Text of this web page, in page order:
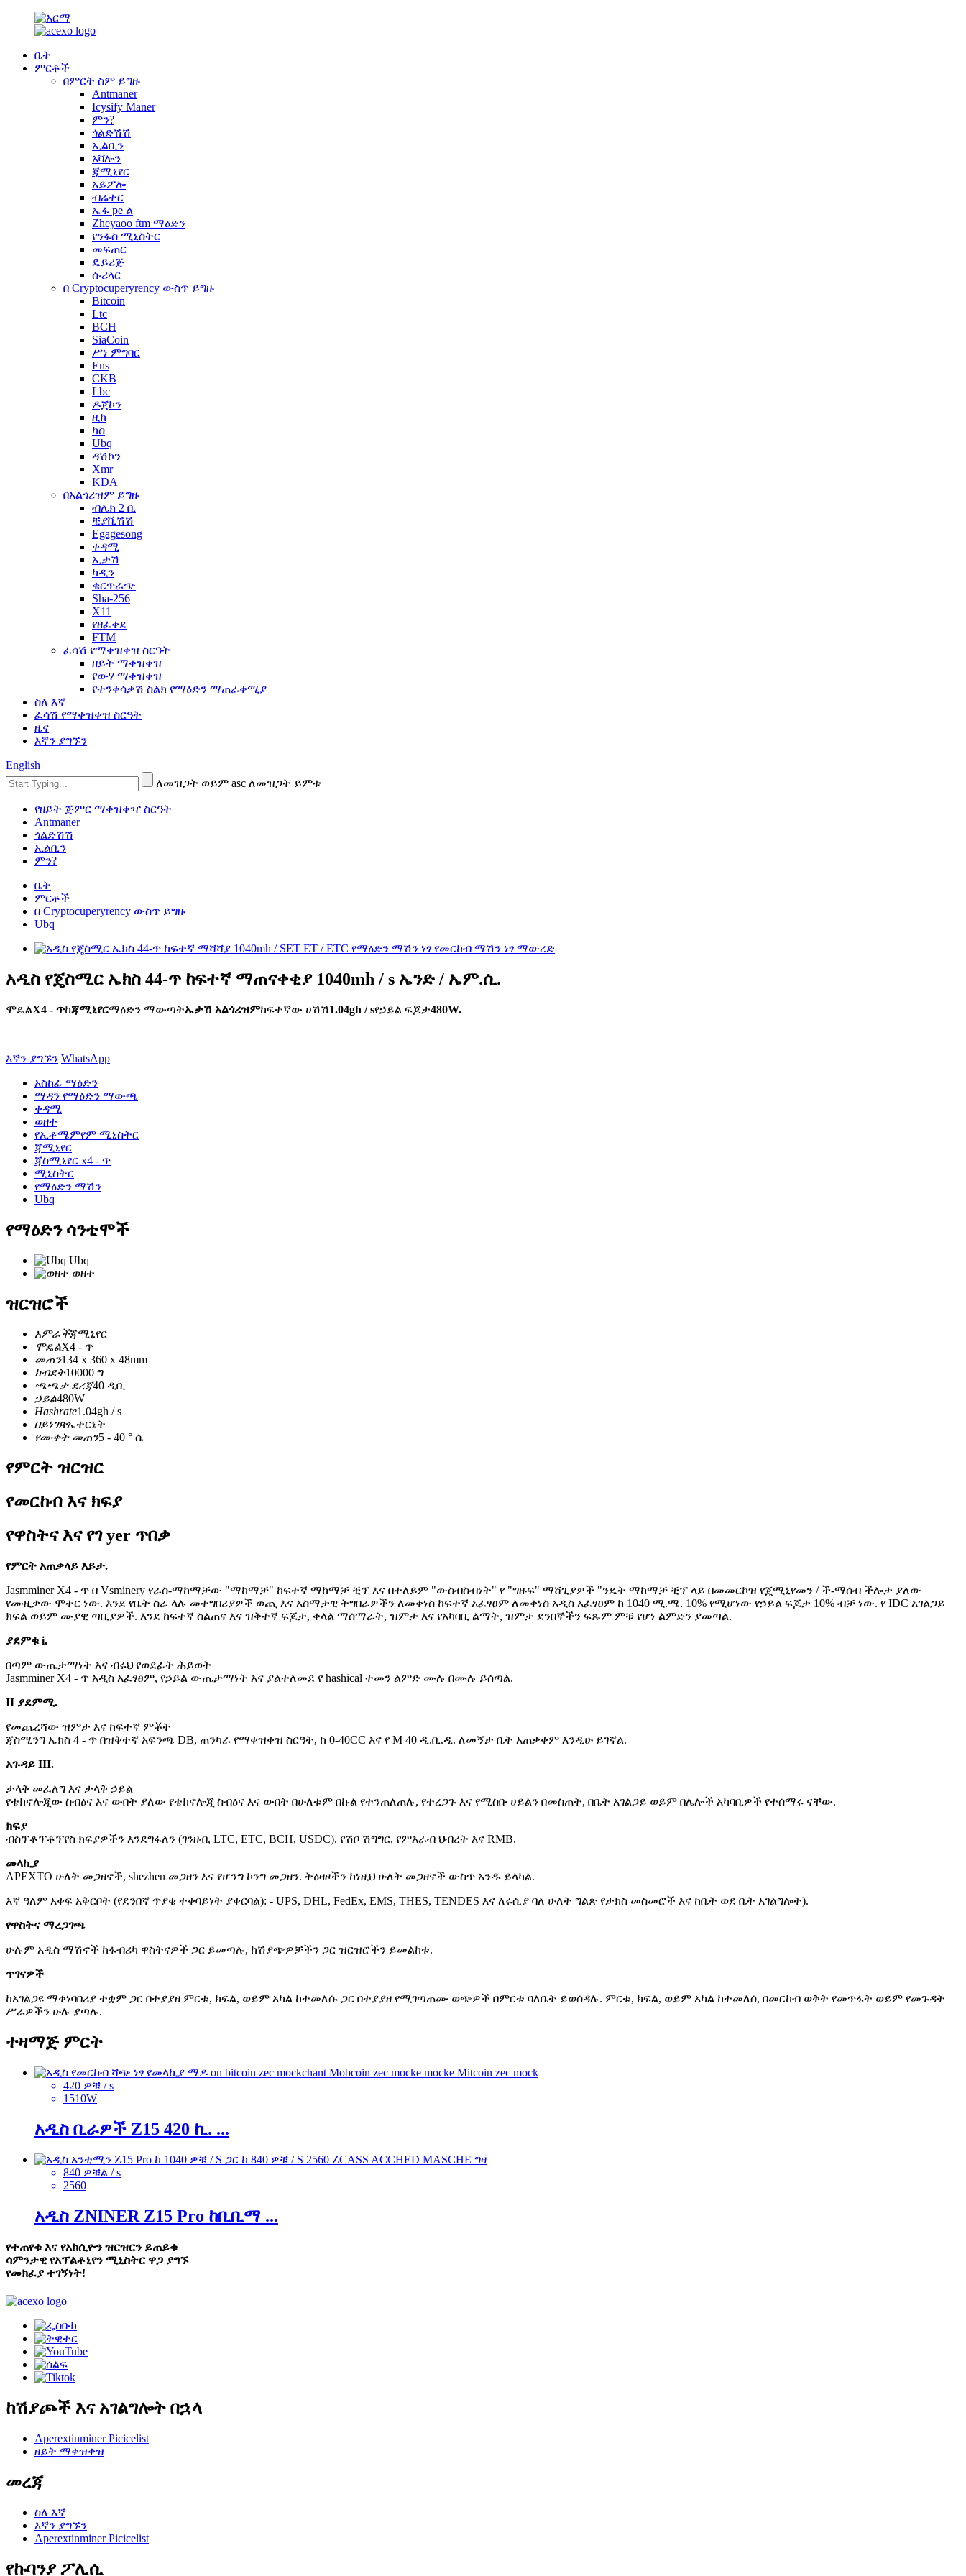
ቤት
ምርቶች
በምርት ስም ይግዙ
Antmaner
Icysify Maner
ምን?
ጎልድሽሽ
ኢልቢን
አቫሎን
ጃሚኒየር
አይፖሎ
ብሬተር
ኤፋ pe ል
Zheyaoo ftm ማዕድን
የንፋስ ሚኒስትር
መፍጠር
ዴይሪጅ
ሱሪላር
በ Cryptocuperyrency ውስጥ ይግዙ
Bitcoin
Ltc
BCH
SiaCoin
ሥነ ምግባር
Ens
CKB
Lbc
ዶጀኮን
ዚክ
ካስ
Ubq
ዳሽኮን
Xmr
KDA
በአልጎሪዝም ይግዙ
ብሌክ 2 ቢ
ቺያቪሽሽ
Egagesong
ቀዳሚ
ኢታሽ
ካዲን
ቁርጥራጭ
Sha-256
X11
የዘፈቀደ
FTM
ፈሳሽ የማቀዝቀዝ ስርዓት
ዘይት ማቀዝቀዝ
የውሃ ማቀዝቀዝ
የተንቀሳቃሽ ስልክ የማዕድን ማጠራቀሚያ
ስለ እኛ
ፈሳሽ የማቀዝቀዝ ስርዓት
ዜና
እኛን ያግኙን
English
ለመዝጋት ወይም asc ለመዝጋት ይምቱ
የዘይት ጅምር ማቀዝቀዣ ስርዓት
Antmaner
ጎልድሽሽ
ኢልቢን
ምን?
ቤት
ምርቶች
በ Cryptocuperyrency ውስጥ ይግዙ
Ubq
አዲስ የጄስሚር ኤክስ 44-ጥ ከፍተኛ ማጠናቀቂያ 1040mh / s ኤንድ / ኤም.ሲ.
ሞዴልX4 - ጥከጃሚኒየርማዕድን ማውጣትኤታሽ አልጎሪዝምከፍተኛው ሀሽሽ1.04gh / sየኃይል ፍጆታ480W.
እኛን ያግኙን WhatsApp
አስከፊ ማዕድን
ማዳን የማዕድን ማውጫ
ቀዳሚ
ወዘተ
የኢቶሜምየም ሚኒስትር
ጃሚኒየር
ጃስሚኒየር x4 - ጥ
ሚኒስትር
የማዕድን ማሽን
Ubq
የማዕድን ሳንቲሞች
Ubq
ወዘተ
ዝርዝሮች
አምራችጃሚኒየር
ሞዴልX4 - ጥ
መጠን134 x 360 x 48mm
ክብደት10000 ግ
ጫጫታ ደረጃ40 ዲቢ
ኃይል480W
Hashrate1.04gh / s
በይነገጽኤተርኔት
የሙቀት መጠን5 - 40 ° ሴ
የምርት ዝርዝር
የመርከብ እና ክፍያ
የዋስትና እና የገ yer ጥበቃ
የምርት አጠቃላይ እይታ.
Jasmminer X4 - ጥ በ Vsminery የራስ-ማከማቻው "ማከማቻ" ከፍተኛ ማከማቻ ቺፕ እና በተለይም "ውስብስብነት" የ "ግዙፍ" ማሸጊያዎች "ንዴት ማከማቻ ቺፕ ላይ በመመርኮዝ የጄሚኒየመን / ች-ማሰብ ችሎታ ያለው
የሙዚቃው ሞተር ነው. እንደ የቤት ስራ ላሉ መተግበሪያዎች ወጪ እና አስማታዊ ትግበራዎችን ለመቀነስ ከፍተኛ አፈፃፀም ለመቀነስ አዲስ አፈፃፀም ከ 1040 ሚ.ሜ. 10% የሚሆነው የኃይል ፍጆታ 10% ብቻ ነው. የ IDC አገልጋይ
ክፍል ወይም ሙያዊ ጣቢያዎች. እንደ ከፍተኛ ስልጠና እና ዝቅተኛ ፍጆታ, ቀላል ማሰማራት, ዝምታ እና የአካባቢ ልማት, ዝምታ ደንበኞችን ፍጹም ምቹ የሆነ ልምድን ያመጣል.
ያደምቁ i.
በጣም ውጤታማነት እና ብሩህ የወደፊት ሕይወት
Jasmminer X4 - ጥ አዲስ አፈፃፀም, የኃይል ውጤታማነት እና ያልተለመደ የ hashical ተመን ልምድ ሙሉ በሙሉ ይሰጣል.
II ያደምሚ.
የመጨረሻው ዝምታ እና ከፍተኛ ምቾት
ጃስሚንግ ኤክስ 4 - ጥ በዝቅተኛ አፍንጫ DB, ጠንካራ የማቀዝቀዝ ስርዓት, ከ 0-40CC እና የ M 40 ዲ.ቢ.ዲ. ለመኝታ ቤት አጠቃቀም እንዲሁ ይገኛል.
አጉዳይ III.
ታላቅ መፈለግ እና ታላቅ ኃይል
የቴክኖሎጂው ስብዕና እና ውበት ያለው የቴክኖሎጂ ስብዕና እና ውበት በሁለቱም በኩል የተንጠለጠሉ, የተረጋጉ እና የሚስቡ ሀይልን በመስጠት, በቤት አገልጋይ ወይም በሌሎች አካባቢዎች የተሰማሩ ናቸው.
ክፍያ
ብስፕቶፕቶፕየስ ክፍያዎችን እንደግፋለን (ገንዘብ, LTC, ETC, BCH, USDC), የሽቦ ሽግግር, የምእራብ ህብረት እና RMB.
መላኪያ
APEXTO ሁለት መጋዘኖች, shezhen መጋዘን እና የሆንግ ኮንግ መጋዘን. ትዕዛዞችን ከነዚህ ሁለት መጋዘኖች ውስጥ አንዱ ይላካል.
እኛ ዓለም አቀፍ አቅርቦት (የደንበኛ ጥያቄ ተቀባይነት ያቀርባል): - UPS, DHL, FedEx, EMS, THES, TENDES እና ለሩሲያ ባለ ሁለት ግልጽ የታክስ መስመሮች እና ከቤት ወደ ቤት አገልግሎት).
የዋስትና ማረጋገጫ
ሁሉም አዲስ ማሽኖች ከፋብሪካ ዋስትናዎች ጋር ይመጣሉ, ከሽያጭዎቻችን ጋር ዝርዝሮችን ይመልከቱ.
ጥገናዎች
ከአገልጋዩ ማቀነባበሪያ ተቋም ጋር በተያያዘ ምርቱ, ክፍል, ወይም አካል ከተመለሱ ጋር በተያያዘ የሚገጣጠሙ ወጭዎች በምርቱ ባለቤት ይወሰዳሉ. ምርቱ, ክፍል, ወይም አካል ከተመለሰ, በመርከብ ወቅት የመጥፋት ወይም የመጉዳት
ሥራዎችን ሁሉ ያጣሉ.
ተዛማጅ ምርት
420 ዎቹ / s
1510W
አዲስ ቢራዎች Z15 420 ኪ. ...
840 ዎቹል / s
2560
አዲስ ZNINER Z15 Pro ከቢቢማ ...
የተጠየቁ እና የአክሲዮን ዝርዝርን ይጠይቁ
ሳምንታዊ የአፕልቶኒየን ሚኒስትር ዋጋ ያግኙ
የመክፈያ ተገኝነት!
ከሽያጮች እና አገልግሎት በኋላ
Aperextinminer Picicelist
ዘይት ማቀዝቀዝ
መረጃ
ስለ እኛ
እኛን ያግኙን
Aperextinminer Picicelist
የኩባንያ ፖሊሲ